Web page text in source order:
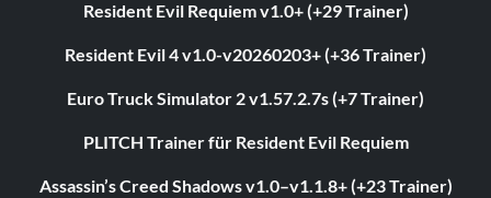
Resident Evil Requiem v1.0+ (+29 Trainer)
Resident Evil 4 v1.0-v20260203+ (+36 Trainer)
Euro Truck Simulator 2 v1.57.2.7s (+7 Trainer)
PLITCH Trainer für Resident Evil Requiem
Assassin’s Creed Shadows v1.0–v1.1.8+ (+23 Trainer)